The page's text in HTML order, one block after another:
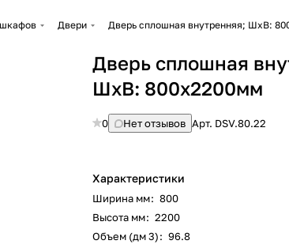
Двери Дверь сплошная внутренняя; ШхВ:
Дверь сплошная
ШхВ: 800х2200мм
0 Нет отзывов Арт. DSV.80.22
Характеристики
Ширина мм: 800
Высота мм: 2200
Объем (дм 3): 96.8